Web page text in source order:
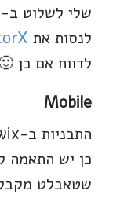
לנסות את
לדווח אם כן
Mobile
כן יש התאמה